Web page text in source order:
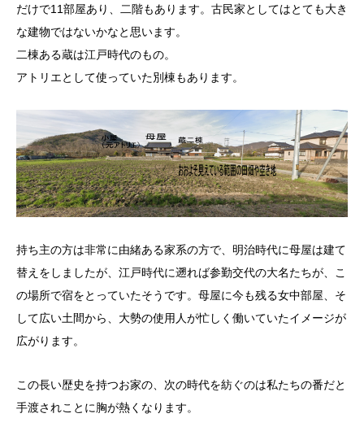
だけで11部屋あり、二階もあります。古民家としてはとても大き
な建物ではないかなと思います。
二棟ある蔵は江戸時代のもの。
アトリエとして使っていた別棟もあります。
持ち主の方は非常に由緒ある家系の方で、明治時代に母屋は建て
替えをしましたが、江戸時代に遡れば参勤交代の大名たちが、こ
の場所で宿をとっていたそうです。母屋に今も残る女中部屋、そ
して広い土間から、大勢の使用人が忙しく働いていたイメージが
広がります。
この長い歴史を持つお家の、次の時代を紡ぐのは私たちの番だと
手渡されことに胸が熱くなります。